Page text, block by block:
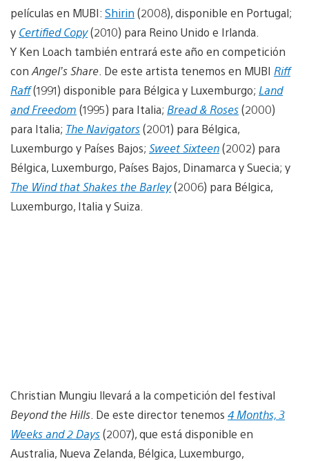
películas en MUBI: Shirin (2008), disponible en Portugal;
y Certified Copy(2010) para Reino Unido e Irlanda.
Y Ken Loach también entrará este año en competición
con Angel’s Share . De este artista tenemos en MUBI Riff
Raff(1991) disponible para Bélgica y Luxemburgo; Land
and Freedom (1995) para Italia; Bread & Roses(2000)
para Italia; The Navigators(2001) para Bélgica,
Luxemburgo y Países Bajos; Sweet Sixteen(2002) para
Bélgica, Luxemburgo, Países Bajos, Dinamarca y Suecia; y
The Wind that Shakes the Barley(2006) para Bélgica,
Luxemburgo, Italia y Suiza.
Christian Mungiu llevará a la competición del festival
Beyond the Hills . De este director tenemos 4 Months, 3
Weeks and 2 Days(2007), que está disponible en
Australia, Nueva Zelanda, Bélgica, Luxemburgo,